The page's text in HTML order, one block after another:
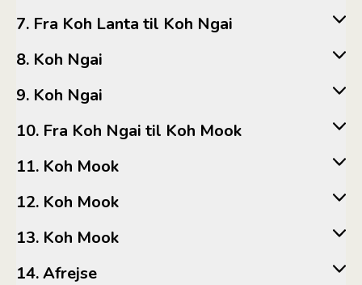
7. Fra Koh Lanta til Koh Ngai
8. Koh Ngai
9. Koh Ngai
10. Fra Koh Ngai til Koh Mook
11. Koh Mook
12. Koh Mook
13. Koh Mook
14. Afrejse